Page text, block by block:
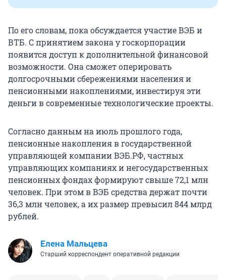
По его словам, пока обсуждается участие ВЭБ и
ВТБ. С принятием закона у госкорпорации
появится доступ к дополнительной финансовой
возможности. Она сможет оперировать
долгосрочными сбережениями населения и
пенсионными накоплениями, инвестируя эти
деньги в современные технологические проекты.
Согласно данным на июль прошлого года,
пенсионные накопления в государственной
управляющей компании ВЭБ.РФ, частных
управляющих компаниях и негосударственных
пенсионных фондах формируют свыше72,1 млн
человек. При этом в ВЭБ средства держат почти
36,3 млнчеловек, а их размер превысил844 млрд
рублей.
Елена Мальцева
Старший корреспондент оперативной редакции